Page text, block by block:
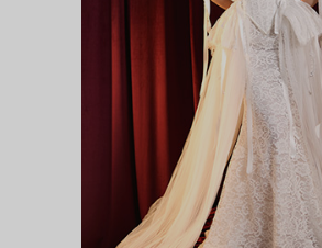
НИМФА
DIVA